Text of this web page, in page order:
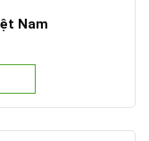
Nam